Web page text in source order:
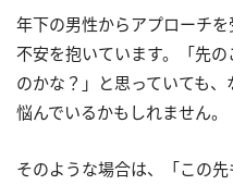
年下の男性からアプローチ
不安を抱いています。「先
のかな？」と思っていても
悩んでいるかもしれません。
そのような場合は、「この